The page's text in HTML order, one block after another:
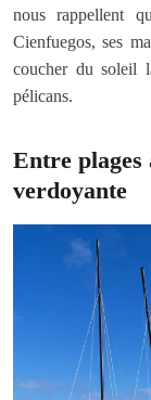
nous rappellent
Cienfuegos, ses
coucher du soleil
pélicans.
Entre plages
verdoyante